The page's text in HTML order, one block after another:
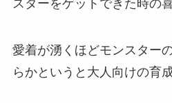
スターをゲットできた時の
愛着が湧くほどモンスター
らかというと大人向けの育